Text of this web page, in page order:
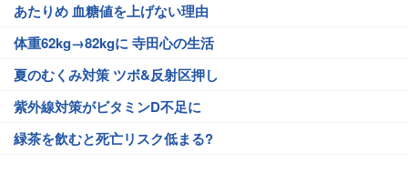
あたりめ 血糖値を上げない理由
体重62kg→82kgに 寺田心の生活
夏のむくみ対策 ツボ&反射区押し
紫外線対策がビタミンD不足に
緑茶を飲むと死亡リスク低まる?